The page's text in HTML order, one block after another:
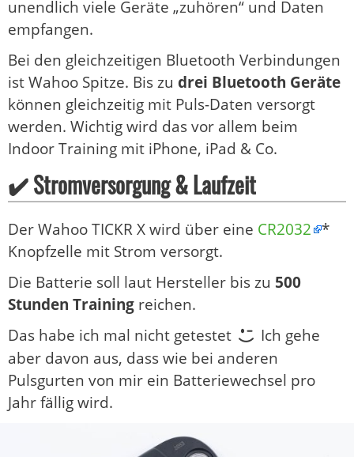
unendlich viele Geräte „zuhören“ und Daten
empfangen.
Bei den gleichzeitigen Bluetooth Verbindungen
ist Wahoo Spitze. Bis zu drei Bluetooth Geräte
können gleichzeitig mit Puls-Daten versorgt
werden. Wichtig wird das vor allem beim
Indoor Training mit iPhone, iPad & Co.
✔️ Stromversorgung & Laufzeit
Der Wahoo TICKR X wird über eine CR2032 *
Knopfzelle mit Strom versorgt.
Die Batterie soll laut Hersteller bis zu 500
Stunden Training reichen.
Das habe ich mal nicht getestet
Ich gehe
aber davon aus, dass wie bei anderen
Pulsgurten von mir ein Batteriewechsel pro
Jahr fällig wird.